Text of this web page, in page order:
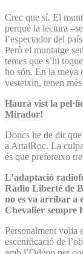
Crec que sí. El
perquè la lectura
l’espectador del
Però el muntatge
temes que s’hi
ho són. En la meva
vesteixin, tenen
Haurà vist la
Mirador!
Doncs he de dir que
a ArtalRoc. La
és que prefereixo
L’adaptació
Radio Liberté de
no es va arribar a
Chevalier sempre
Personalment volia
escenificació de